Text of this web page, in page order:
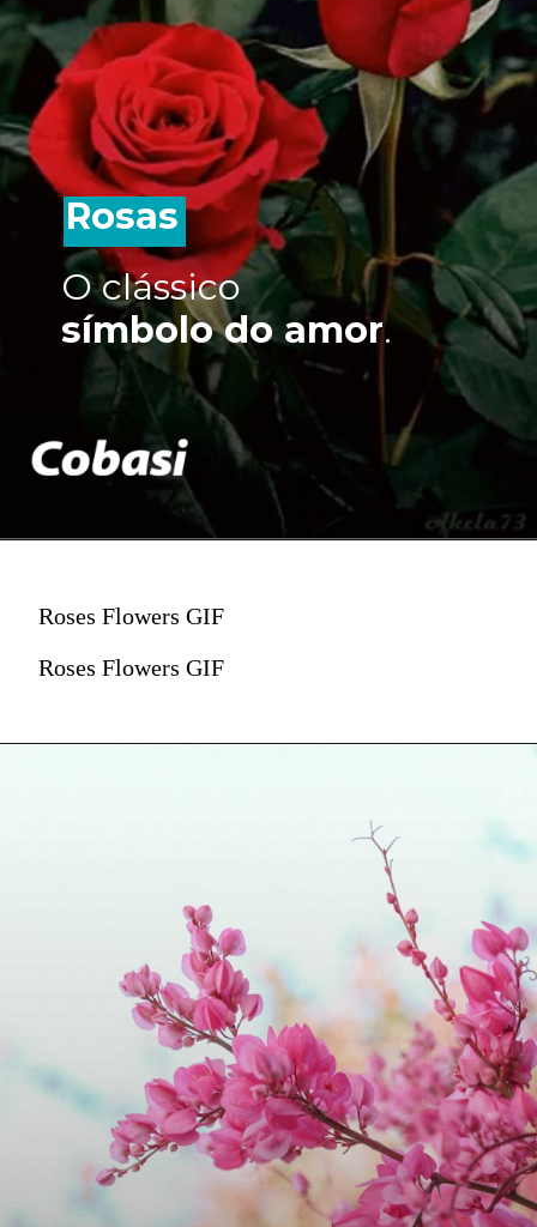
Rosas
O clássico
símbolo do amor.
Roses Flowers GIF
Roses Flowers GIF